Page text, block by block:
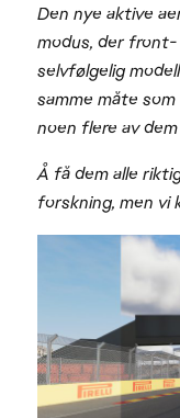
Den nye aktive
modus, der front-
selvfølgelig
samme måte
noen flere av
Å få dem alle
forskning, men vi